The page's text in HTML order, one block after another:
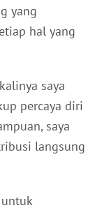
yang
hal yang
saya
percaya diri
saya
langsung